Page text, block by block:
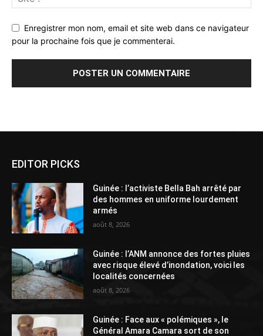
Enregistrer mon nom, email et site web dans ce navigateur
pour la prochaine fois que je commenterai.
EDITOR PICKS
Guinée : l’activiste Bella Bah arrêté par
des hommes en uniforme lourdement
armés
août 8, 2026
Guinée : l’ANM annonce des fortes pluies
avec risque élevé d’inondation, voici les
localités concernées
août 8, 2026
Guinée : Face aux « polémiques », le
Général Amara Camara sort de son